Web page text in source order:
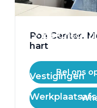
Elektrisch
Vestigingen
Pon Center.
hart
Bel ons